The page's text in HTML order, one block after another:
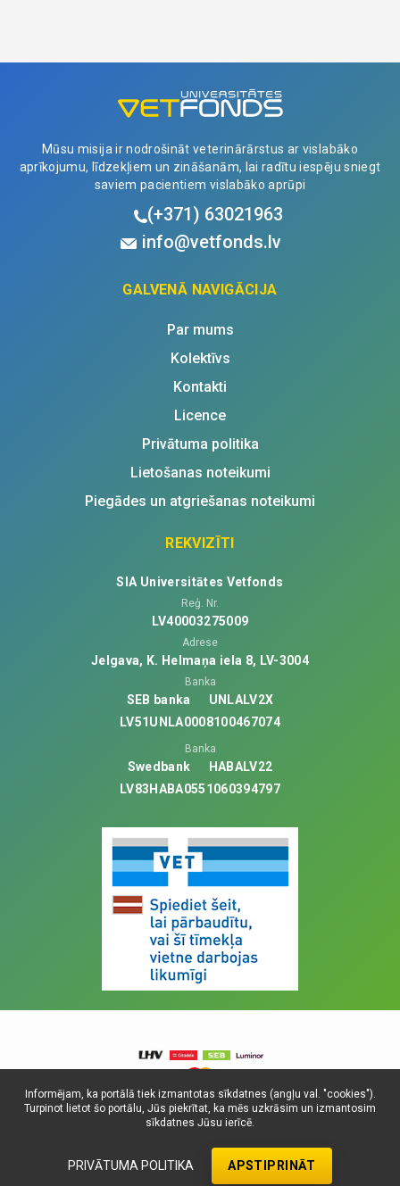
Informējam, ka portālā tiek izmantotas sīkdatnes (angļu val. "cookies").
Turpinot lietot šo portālu, Jūs piekrītat, ka mēs uzkrāsim un izmantosim
sīkdatnes Jūsu ierīcē.
PRIVĀTUMA POLITIKA APSTIPRINĀT
Mūsu misija ir nodrošināt veterinārārstus ar vislabāko
aprīkojumu, līdzekļiem un zināšanām, lai radītu iespēju sniegt
saviem pacientiem vislabāko aprūpi
(+371) 63021963
info@vetfonds.lv
GALVENĀ NAVIGĀCIJA
Par mums
Kolektīvs
Kontakti
Licence
Privātuma politika
Lietošanas noteikumi
Piegādes un atgriešanas noteikumi
REKVIZĪTI
SIA Universitātes Vetfonds
Reģ. Nr.
LV40003275009
Adrese
Jelgava, K. Helmaņa iela 8, LV-3004
Banka
SEB banka
UNLALV2X
LV51UNLA0008100467074
Banka
Swedbank
HABALV22
LV83HABA0551060394797
© Visas tiesības aizsargātas, 2025. SIA
Universitātes Vetfonds
Dati atjaunoti: 08.08.2026.